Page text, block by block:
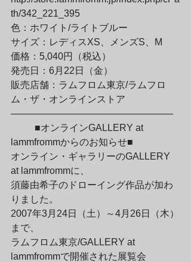
th/342_221_395
色：ホワイト/ライトブルー
サイズ：レディスXS、メンズS、M
価格：5,040円（税込）
発売日：6月22日（金）
販売店舗：ラムフロム東京/ラムフロ
ム・ザ・オンラインストア
—————————————————
lammfrommからのお知らせ■
オンライン・ギャラリーのGALLERY
at lammfrommに、
須藤由希子のドローイング作品が加わ
りました。
2007年3月24日（土）～4月26日（木）
まで、
ラムフロム東京/GALLERY at
lammfrommで開催された展覧会